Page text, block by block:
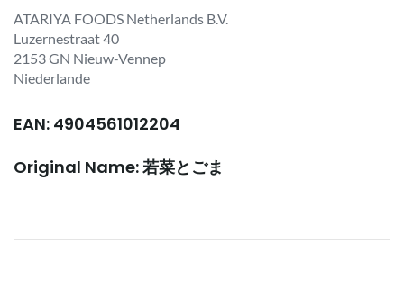
ATARIYA FOODS Netherlands B.V.
Luzernestraat 40
2153 GN Nieuw-Vennep
Niederlande
EAN: 4904561012204
Original Name: 若菜とごま